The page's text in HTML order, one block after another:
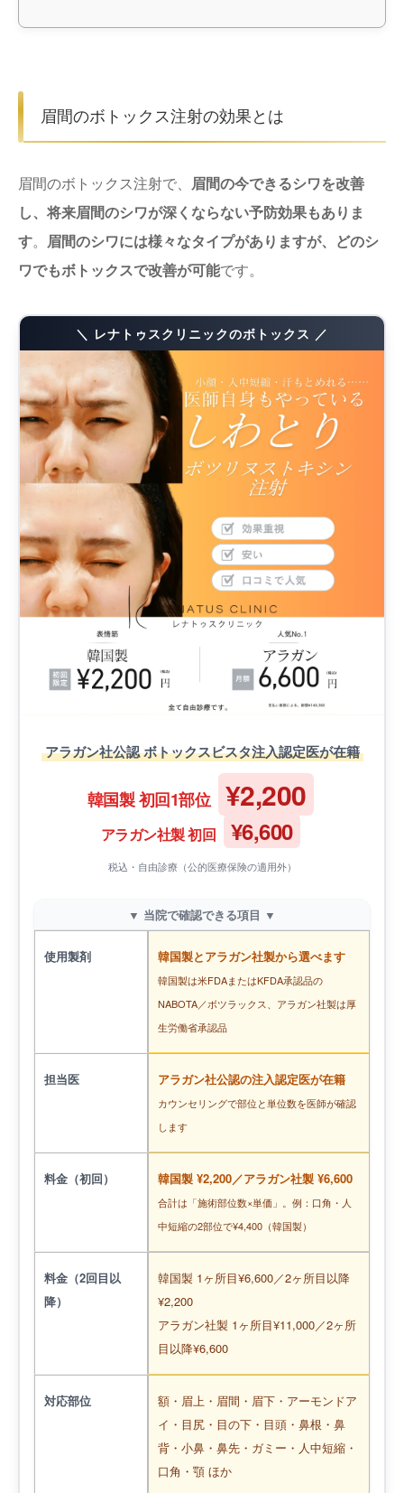
眉間のボトックス注射の効果とは
眉間のボトックス注射で、
眉間の今できるシワを改善
し、将来眉間のシワが深くならない予防効果もありま
す。
眉間のシワには様々なタイプがありますが、どのシ
ワでもボトックスで改善が可能です。
＼ レナトゥスクリニックのボトックス ／
アラガン社公認 ボトックスビスタ注入認定医が在籍
韓国製 初回1部位 ¥2,200
アラガン社製 初回 ¥6,600
税込・自由診療（公的医療保険の適用外）
▼ 当院で確認できる項目 ▼
使用製剤 韓国製とアラガン社製から選べます
韓国製は米FDAまたはKFDA承認品の
NABOTA／ボツラックス、アラガン社製は厚
生労働省承認品
担当医 アラガン社公認の注入認定医が在籍
カウンセリングで部位と単位数を医師が確認
します
料金（初回） 韓国製 ¥2,200／アラガン社製 ¥6,600
合計は「施術部位数×単価」。例：口角・人
中短縮の2部位で¥4,400（韓国製）
料金（2回目以
降）
韓国製 1ヶ所目¥6,600／2ヶ所目以降
¥2,200
アラガン社製 1ヶ所目¥11,000／2ヶ所
目以降¥6,600
対応部位
額・眉上・眉間・眉下・アーモンドア
イ・目尻・目の下・目頭・鼻根・鼻
背・小鼻・鼻先・ガミー・人中短縮・
口角・顎 ほか